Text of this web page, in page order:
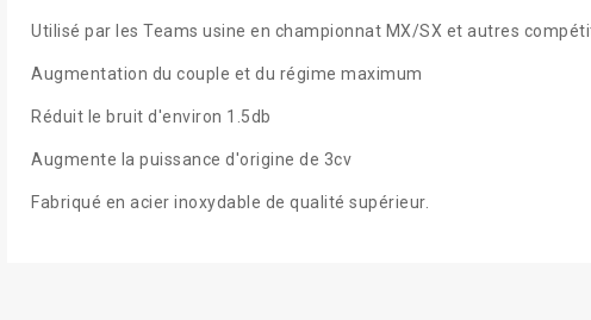
Utilisé par les Teams usine en championnat MX/SX et autres
Augmentation du couple et du régime maximum
Réduit le bruit d'environ 1.5db
Augmente la puissance d'origine de 3cv
Fabriqué en acier inoxydable de qualité supérieur.